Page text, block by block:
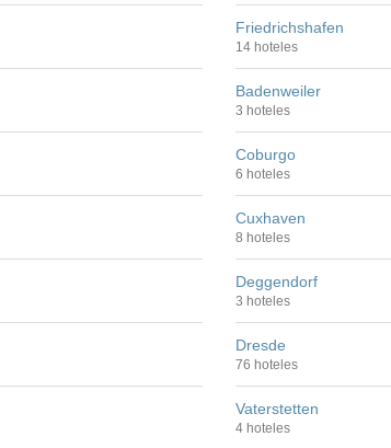
Friedrichshafen
14 hoteles
Badenweiler
3 hoteles
Coburgo
6 hoteles
Cuxhaven
8 hoteles
Deggendorf
3 hoteles
Dresde
76 hoteles
Vaterstetten
4 hoteles